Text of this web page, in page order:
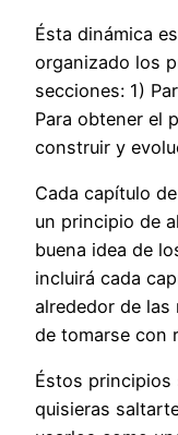
Ésta dinámica
organizado los
secciones: 1)
Para obtener el
construir y
Cada capítulo
un principio de
buena idea de
incluirá cada
alrededor de las
de tomarse con
Éstos principios
quisieras